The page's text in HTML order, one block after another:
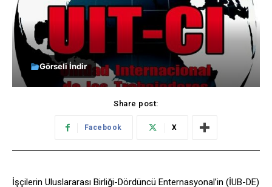
Görseli İndir
Share post:
Facebook X
İşçilerin Uluslararası Birliği-Dördüncü Enternasyonal’in (İUB-DE)